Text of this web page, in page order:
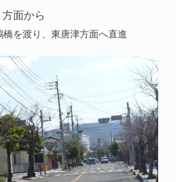
面から
橋を渡り、東唐津方面へ直進